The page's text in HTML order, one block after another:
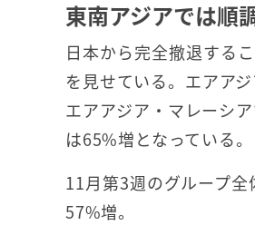
東南アジアでは順
日本から完全撤退する
を見せている。エアア
エアアジア・マレーシ
は65%増となっている。
11月第3週のグループ
57%増。